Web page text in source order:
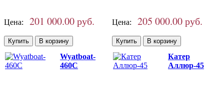
Цена: 201 000.00 руб. Цена: 205 000.00 руб.
Wyatboat-
460C
Катер
Аллюр-45